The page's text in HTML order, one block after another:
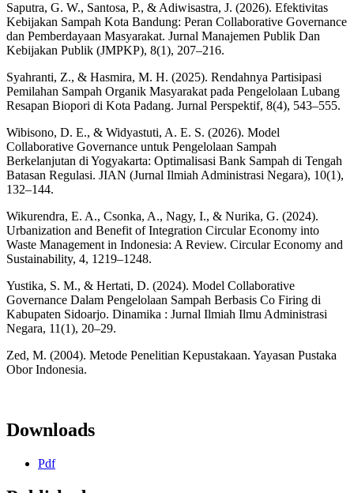
Saputra, G. W., Santosa, P., & Adiwisastra, J. (2026). Efektivitas
Kebijakan Sampah Kota Bandung: Peran Collaborative Governance
dan Pemberdayaan Masyarakat. Jurnal Manajemen Publik Dan
Kebijakan Publik (JMPKP), 8(1), 207–216.
Syahranti, Z., & Hasmira, M. H. (2025). Rendahnya Partisipasi
Pemilahan Sampah Organik Masyarakat pada Pengelolaan Lubang
Resapan Biopori di Kota Padang. Jurnal Perspektif, 8(4), 543–555.
Wibisono, D. E., & Widyastuti, A. E. S. (2026). Model
Collaborative Governance untuk Pengelolaan Sampah
Berkelanjutan di Yogyakarta: Optimalisasi Bank Sampah di Tengah
Batasan Regulasi. JIAN (Jurnal Ilmiah Administrasi Negara), 10(1),
132–144.
Wikurendra, E. A., Csonka, A., Nagy, I., & Nurika, G. (2024).
Urbanization and Benefit of Integration Circular Economy into
Waste Management in Indonesia: A Review. Circular Economy and
Sustainability, 4, 1219–1248.
Yustika, S. M., & Hertati, D. (2024). Model Collaborative
Governance Dalam Pengelolaan Sampah Berbasis Co Firing di
Kabupaten Sidoarjo. Dinamika : Jurnal Ilmiah Ilmu Administrasi
Negara, 11(1), 20–29.
Zed, M. (2004). Metode Penelitian Kepustakaan. Yayasan Pustaka
Obor Indonesia.
Downloads
Pdf